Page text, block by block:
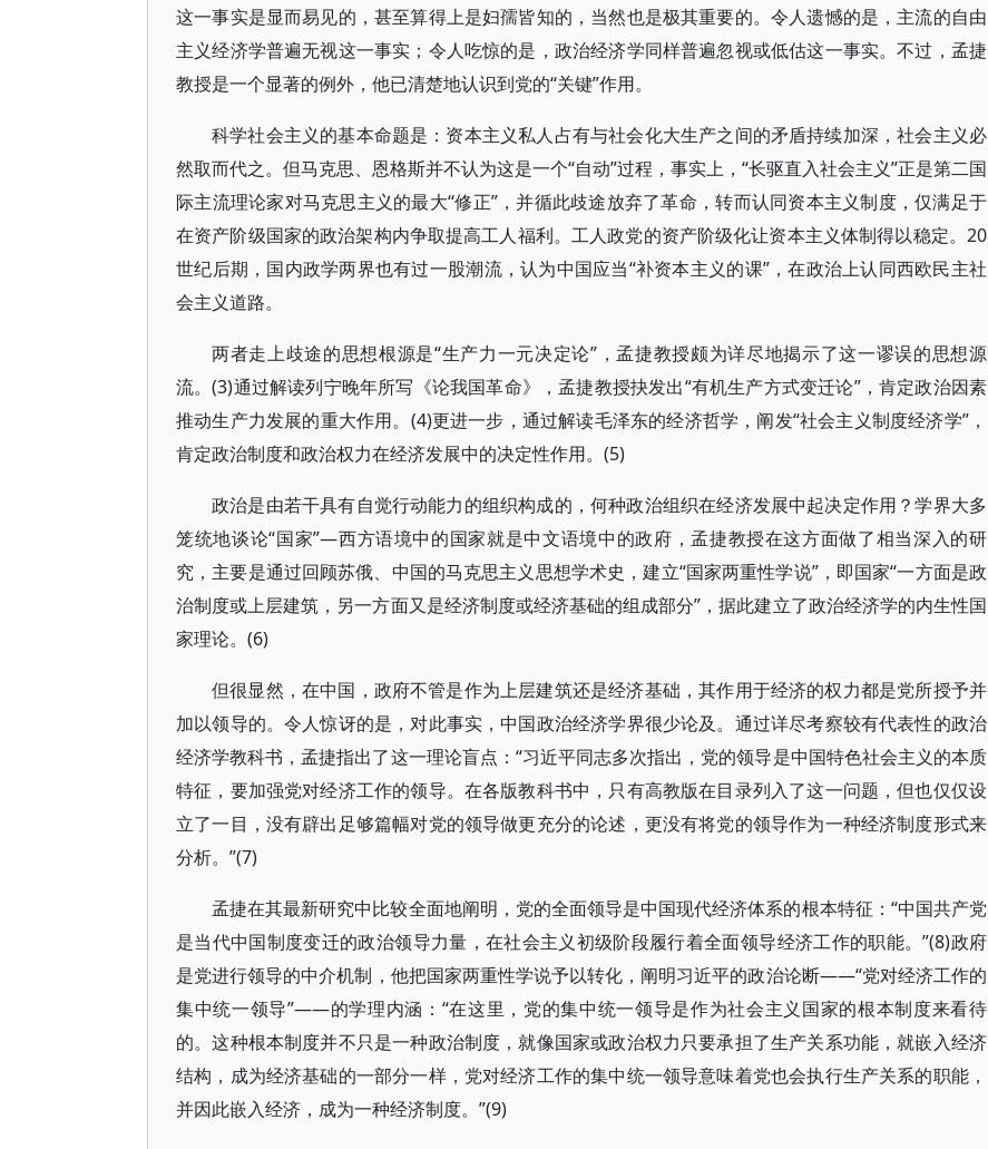
这一事实是显而易见的，甚至算得上是妇孺皆知的，当然也是极其重要的。令人遗憾的是，主流的自由
主义经济学普遍无视这一事实；令人吃惊的是，政治经济学同样普遍忽视或低估这一事实。不过，孟捷
教授是一个显著的例外，他已清楚地认识到党的“关键”作用。
科学社会主义的基本命题是：资本主义私人占有与社会化大生产之间的矛盾持续加深，社会主义必
然取而代之。但马克思、恩格斯并不认为这是一个“自动”过程，事实上，“长驱直入社会主义”正是第二国
际主流理论家对马克思主义的最大“修正”，并循此歧途放弃了革命，转而认同资本主义制度，仅满足于
在资产阶级国家的政治架构内争取提高工人福利。工人政党的资产阶级化让资本主义体制得以稳定。20
世纪后期，国内政学两界也有过一股潮流，认为中国应当“补资本主义的课”，在政治上认同西欧民主社
会主义道路。
两者走上歧途的思想根源是“生产力一元决定论”，孟捷教授颇为详尽地揭示了这一谬误的思想源
流。(3)通过解读列宁晚年所写《论我国革命》，孟捷教授抉发出“有机生产方式变迁论”，肯定政治因素
推动生产力发展的重大作用。(4)更进一步，通过解读毛泽东的经济哲学，阐发“社会主义制度经济学”，
肯定政治制度和政治权力在经济发展中的决定性作用。(5)
政治是由若干具有自觉行动能力的组织构成的，何种政治组织在经济发展中起决定作用？学界大多
笼统地谈论“国家”—西方语境中的国家就是中文语境中的政府，孟捷教授在这方面做了相当深入的研
究，主要是通过回顾苏俄、中国的马克思主义思想学术史，建立“国家两重性学说”，即国家“一方面是政
治制度或上层建筑，另一方面又是经济制度或经济基础的组成部分”，据此建立了政治经济学的内生性国
家理论。(6)
但很显然，在中国，政府不管是作为上层建筑还是经济基础，其作用于经济的权力都是党所授予并
加以领导的。令人惊讶的是，对此事实，中国政治经济学界很少论及。通过详尽考察较有代表性的政治
经济学教科书，孟捷指出了这一理论盲点：“习近平同志多次指出，党的领导是中国特色社会主义的本质
特征，要加强党对经济工作的领导。在各版教科书中，只有高教版在目录列入了这一问题，但也仅仅设
立了一目，没有辟出足够篇幅对党的领导做更充分的论述，更没有将党的领导作为一种经济制度形式来
分析。”(7)
孟捷在其最新研究中比较全面地阐明，党的全面领导是中国现代经济体系的根本特征：“中国共产党
是当代中国制度变迁的政治领导力量，在社会主义初级阶段履行着全面领导经济工作的职能。”(8)政府
是党进行领导的中介机制，他把国家两重性学说予以转化，阐明习近平的政治论断——“党对经济工作的
集中统一领导”——的学理内涵：“在这里，党的集中统一领导是作为社会主义国家的根本制度来看待
的。这种根本制度并不只是一种政治制度，就像国家或政治权力只要承担了生产关系功能，就嵌入经济
结构，成为经济基础的一部分一样，党对经济工作的集中统一领导意味着党也会执行生产关系的职能，
并因此嵌入经济，成为一种经济制度。”(9)